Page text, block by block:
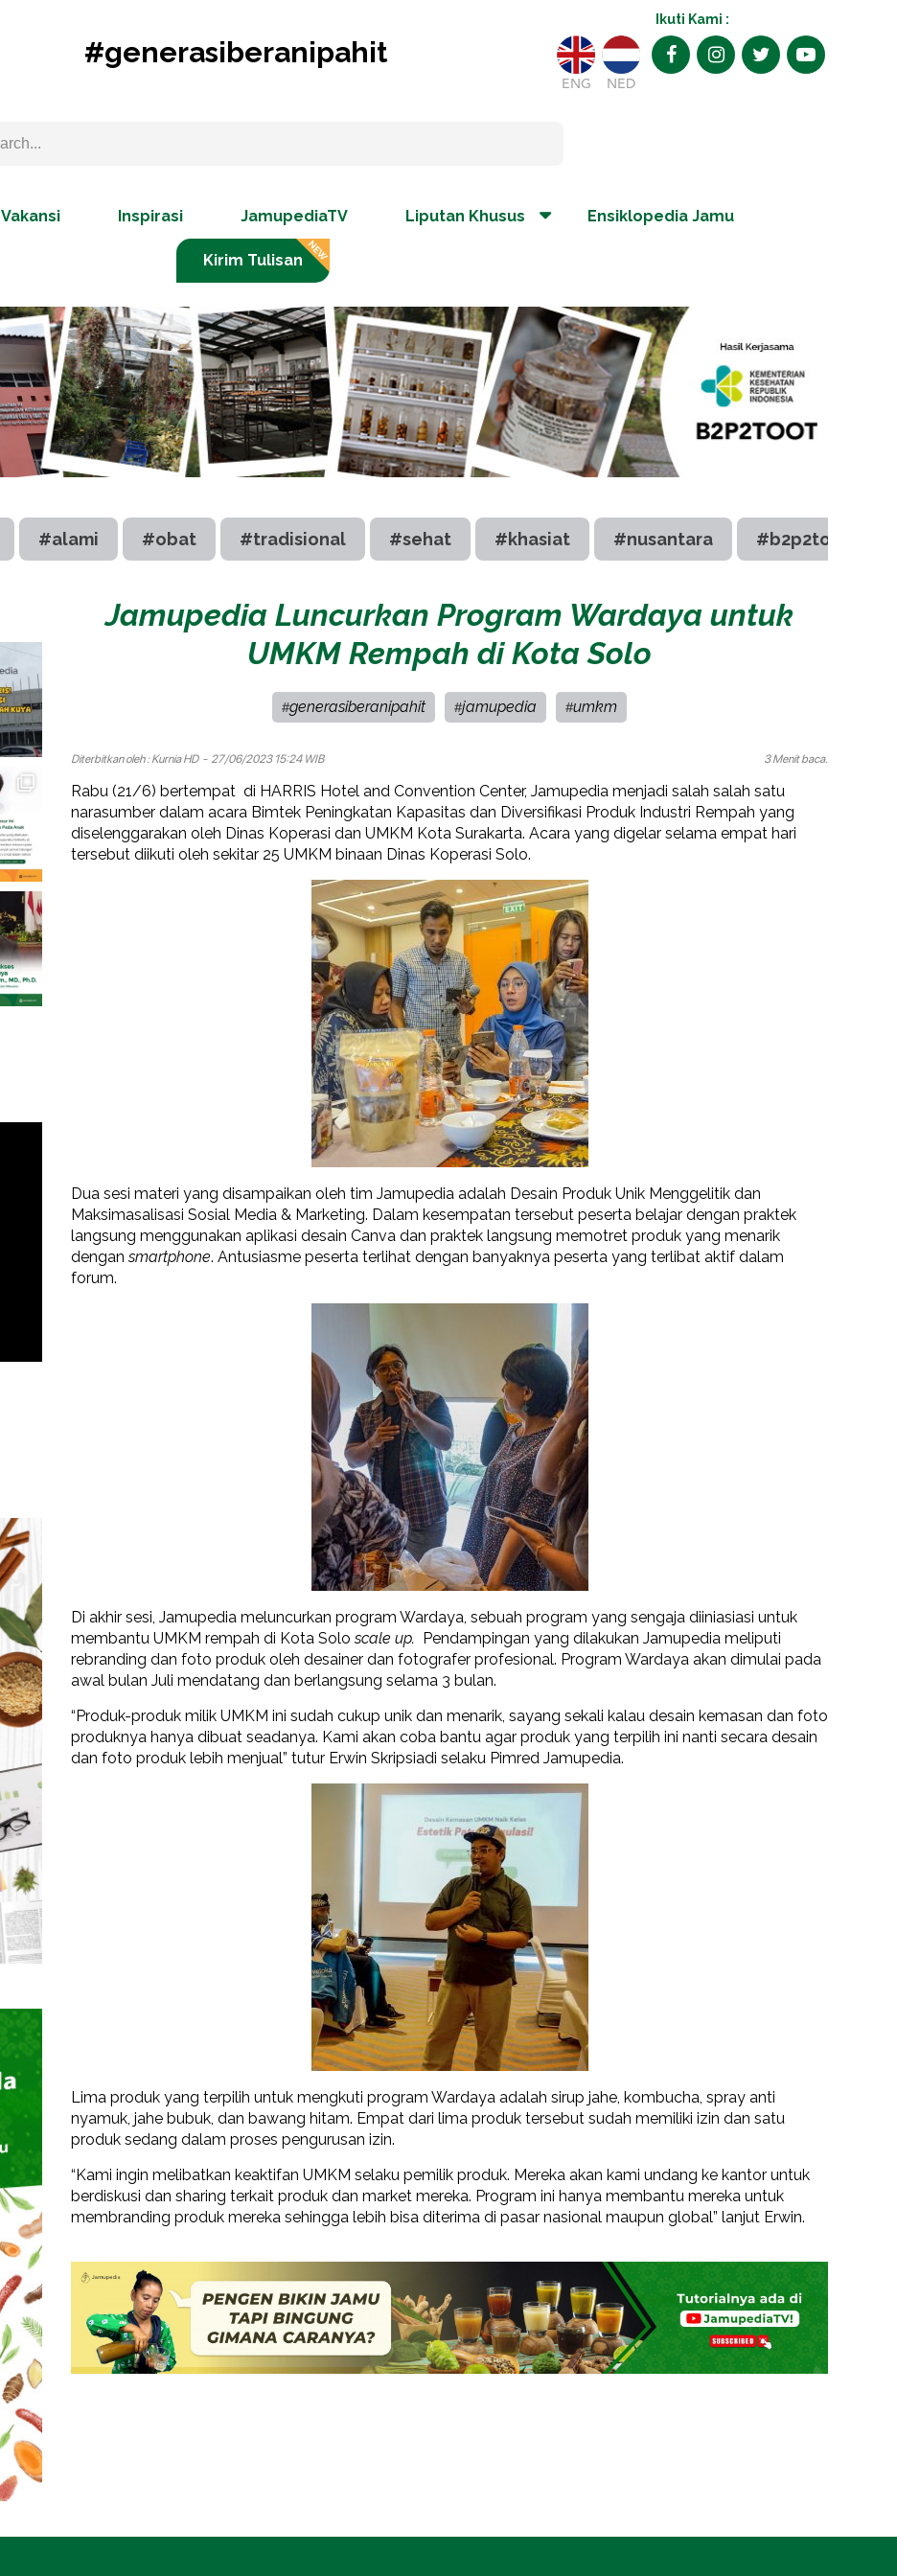
#generasiberanipahit
Ikuti Kami :
ENG NED
Vakansi Inspirasi JamupediaTV Liputan Khusus Ensiklopedia Jamu
Kirim Tulisan
#alami #obat #tradisional #sehat #khasiat #nusantara #b2p2toot
Jamupedia Luncurkan Program Wardaya untuk
UMKM Rempah di Kota Solo
#generasiberanipahit #jamupedia #umkm
Diterbitkan oleh : Kurnia HD- 27/06/2023 15:24 WIB 3 Menit baca.
Rabu (21/6) bertempat di HARRIS Hotel and Convention Center, Jamupedia menjadi salah salah satu
narasumber dalam acara Bimtek Peningkatan Kapasitas dan Diversifikasi Produk Industri Rempah yang
diselenggarakan oleh Dinas Koperasi dan UMKM Kota Surakarta. Acara yang digelar selama empat hari
tersebut diikuti oleh sekitar 25 UMKM binaan Dinas Koperasi Solo.
Dua sesi materi yang disampaikan oleh tim Jamupedia adalah Desain Produk Unik Menggelitik dan
Maksimasalisasi Sosial Media & Marketing. Dalam kesempatan tersebut peserta belajar dengan praktek
langsung menggunakan aplikasi desain Canva dan praktek langsung memotret produk yang menarik
dengansmartphone. Antusiasme peserta terlihat dengan banyaknya peserta yang terlibat aktif dalam
forum.
Di akhir sesi, Jamupedia meluncurkan program Wardaya, sebuah program yang sengaja diiniasiasi untuk
membantu UMKM rempah di Kota Soloscale up. Pendampingan yang dilakukan Jamupedia meliputi
rebranding dan foto produk oleh desainer dan fotografer profesional. Program Wardaya akan dimulai pada
awal bulan Juli mendatang dan berlangsung selama 3 bulan.
“Produk-produk milik UMKM ini sudah cukup unik dan menarik, sayang sekali kalau desain kemasan dan foto
produknya hanya dibuat seadanya. Kami akan coba bantu agar produk yang terpilih ini nanti secara desain
dan foto produk lebih menjual” tutur Erwin Skripsiadi selaku Pimred Jamupedia.
Lima produk yang terpilih untuk mengkuti program Wardaya adalah sirup jahe, kombucha, spray anti
nyamuk, jahe bubuk, dan bawang hitam. Empat dari lima produk tersebut sudah memiliki izin dan satu
produk sedang dalam proses pengurusan izin.
“Kami ingin melibatkan keaktifan UMKM selaku pemilik produk. Mereka akan kami undang ke kantor untuk
berdiskusi dan sharing terkait produk dan market mereka. Program ini hanya membantu mereka untuk
membranding produk mereka sehingga lebih bisa diterima di pasar nasional maupun global” lanjut Erwin.